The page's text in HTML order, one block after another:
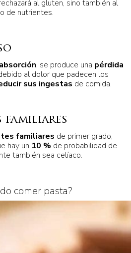
al gluten, sino también al
de nutrientes.
, se produce una pérdida
al dolor que padecen los
sus ingestas de comida.
familiares
familiares de primer grado,
hay un 10 % de probabilidad de
también sea celíaco.
comer pasta?